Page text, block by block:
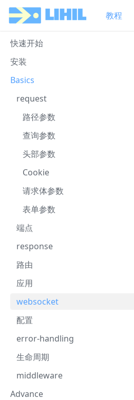
教程
快速开始
安装
Basics
request
路径参数
查询参数
头部参数
Cookie
请求体参数
表单参数
端点
response
路由
应用
websocket
配置
error-handling
生命周期
middleware
Advance